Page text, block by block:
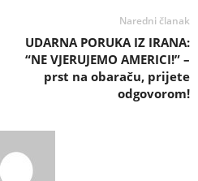
Naredni članak
UDARNA PORUKA IZ IRANA:
“NE VJERUJEMO AMERICI!” –
prst na obaraču, prijete
odgovorom!